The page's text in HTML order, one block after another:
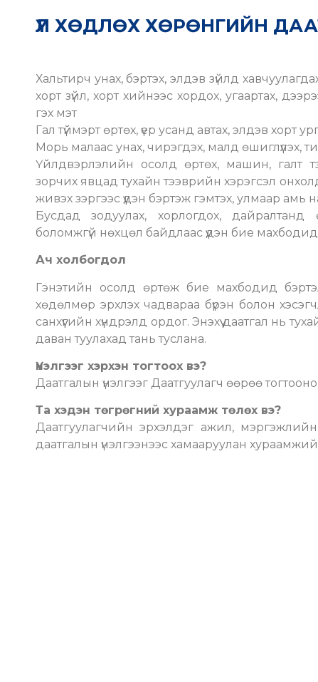
ҮЛ ХӨДЛӨХ ХӨРӨНГИЙН
Хальтирч унах, бэртэх, элдэв зүйлд
хорт зүйл, хорт хийнээс хордох, угаартах,
гэх мэт
Гал түймэрт өртөх, үер усанд автах, элдэв хорт
Морь малаас унах, чирэгдэх, малд өшиглүүлэх,
Үйлдвэрлэлийн осолд өртөх, машин, галт
зорчих явцад тухайн тээврийн хэрэгсэл
живэх зэргээс үүдэн бэртэж гэмтэх, улмаар амь
Бусдад зодуулах, хорлогдох, дайралтанд
боломжгүй нөхцөл байдлаас үүдэн бие
Ач холбогдол
Гэнэтийн осолд өртөж бие махбодид
хөдөлмөр эрхлэх чадвараа бүрэн болон
санхүүгийн хүндрэлд ордог. Энэхүү даатгал нь
даван туулахад тань туслана.
Үнэлгээг хэрхэн тогтоох вэ?
Даатгалын үнэлгээг Даатгуулагч өөрөө тогтооно.
Та хэдэн төгрөгний хураамж төлөх вэ?
Даатгуулагчийн эрхэлдэг ажил,
даатгалын үнэлгээнээс хамааруулан